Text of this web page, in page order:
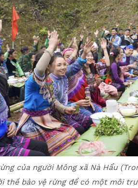
của người Mông xã Nà Hẩu
thề bảo vệ rừng để có một môi